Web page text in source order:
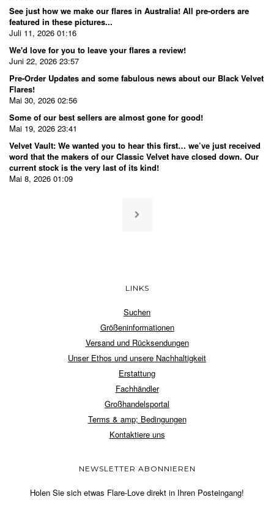
See just how we make our flares in Australia! All pre-orders are
featured in these pictures...
Juli 11, 2026 01:16
We'd love for you to leave your flares a review!
Juni 22, 2026 23:57
Pre-Order Updates and some fabulous news about our Black Velvet
Flares!
Mai 30, 2026 02:56
Some of our best sellers are almost gone for good!
Mai 19, 2026 23:41
Velvet Vault: We wanted you to hear this first… we’ve just received
word that the makers of our Classic Velvet have closed down. Our
current stock is the very last of its kind!
Mai 8, 2026 01:09
LINKS
Suchen
Größeninformationen
Versand und Rücksendungen
Unser Ethos und unsere Nachhaltigkeit
Erstattung
Fachhändler
Großhandelsportal
Terms & amp; Bedingungen
Kontaktiere uns
NEWSLETTER ABONNIEREN
Holen Sie sich etwas Flare-Love direkt in Ihren Posteingang!